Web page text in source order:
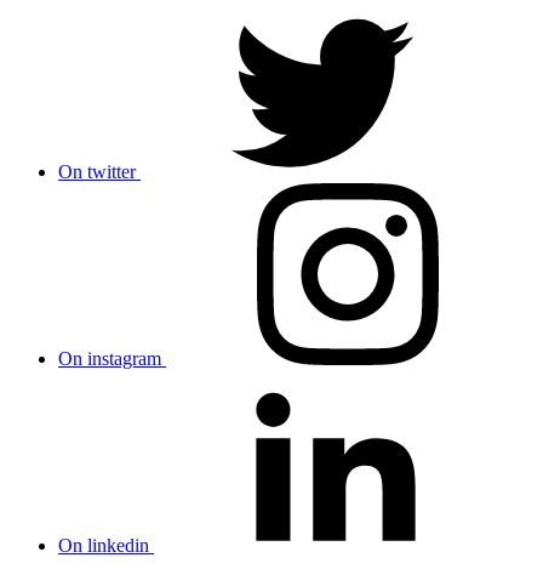
On twitter
On instagram
On linkedin